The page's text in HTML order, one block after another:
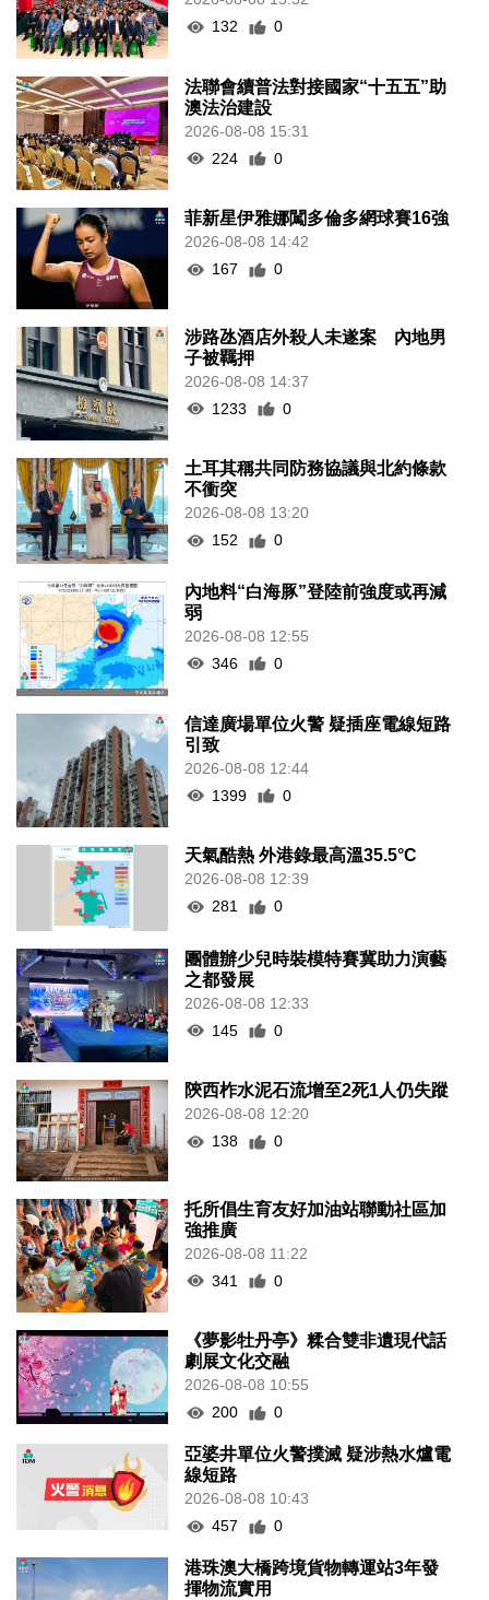
132
0
法聯會續普法對接國家“十五五”助
澳法治建設
2026-08-08 15:31
224
0
菲新星伊雅娜闖多倫多網球賽16強
2026-08-08 14:42
167
0
涉路氹酒店外殺人未遂案 內地男
子被羈押
2026-08-08 14:37
1233
0
土耳其稱共同防務協議與北約條款
不衝突
2026-08-08 13:20
152
0
內地料“白海豚”登陸前強度或再減
弱
2026-08-08 12:55
346
0
信達廣場單位火警 疑插座電線短路
引致
2026-08-08 12:44
1399
0
天氣酷熱 外港錄最高溫35.5°C
2026-08-08 12:39
281
0
團體辦少兒時裝模特賽冀助力演藝
之都發展
2026-08-08 12:33
145
0
陝西柞水泥石流增至2死1人仍失蹤
2026-08-08 12:20
138
0
托所倡生育友好加油站聯動社區加
強推廣
2026-08-08 11:22
341
0
《夢影牡丹亭》糅合雙非遺現代話
劇展文化交融
2026-08-08 10:55
200
0
亞婆井單位火警撲滅 疑涉熱水爐電
線短路
2026-08-08 10:43
457
0
港珠澳大橋跨境貨物轉運站3年發
揮物流實用